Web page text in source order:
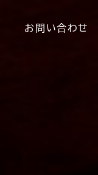
お問い合わせ